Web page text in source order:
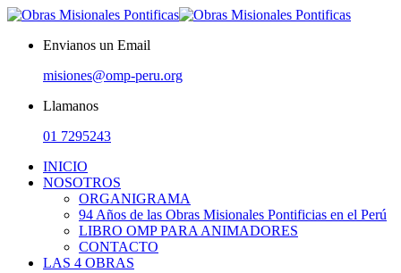
Envianos un Email
misiones@omp-peru.org
Llamanos
01 7295243
INICIO
NOSOTROS
ORGANIGRAMA
94 Años de las Obras Misionales Pontificias en el Perú
LIBRO OMP PARA ANIMADORES
CONTACTO
LAS 4 OBRAS